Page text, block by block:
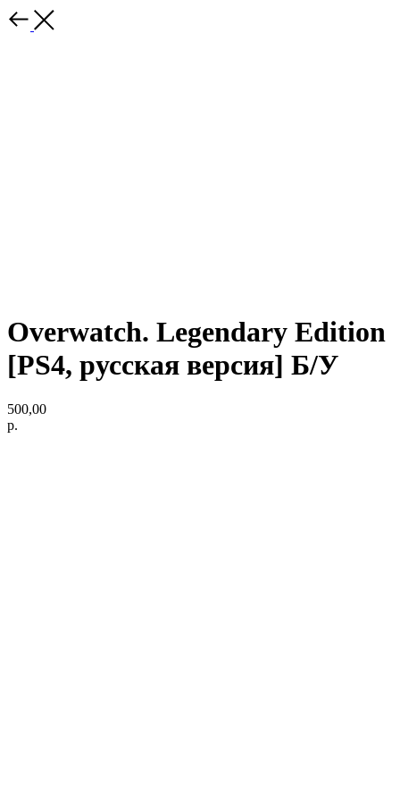
Overwatch. Legendary Edition
[PS4, русская версия] Б/У
500,00
р.